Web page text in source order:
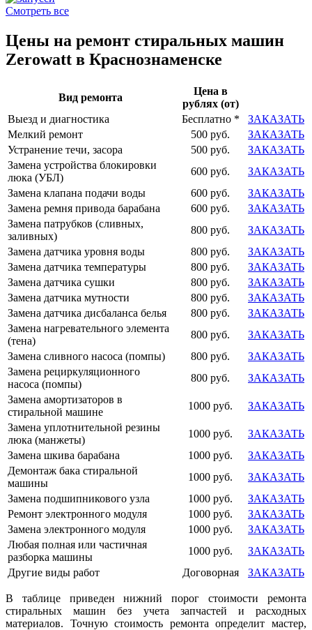
Смотреть все
Цены на ремонт стиральных машин
Zerowatt в Краснознаменске
Вид ремонта
Цена в
рублях (от)
Выезд и диагностика
Бесплатно *
ЗАКАЗАТЬ
Мелкий ремонт
500 руб.
ЗАКАЗАТЬ
Устранение течи, засора
500 руб.
ЗАКАЗАТЬ
Замена устройства блокировки
люка (УБЛ)
600 руб.
ЗАКАЗАТЬ
Замена клапана подачи воды
600 руб.
ЗАКАЗАТЬ
Замена ремня привода барабана
600 руб.
ЗАКАЗАТЬ
Замена патрубков (сливных,
заливных)
800 руб.
ЗАКАЗАТЬ
Замена датчика уровня воды
800 руб.
ЗАКАЗАТЬ
Замена датчика температуры
800 руб.
ЗАКАЗАТЬ
Замена датчика сушки
800 руб.
ЗАКАЗАТЬ
Замена датчика мутности
800 руб.
ЗАКАЗАТЬ
Замена датчика дисбаланса белья
800 руб.
ЗАКАЗАТЬ
Замена нагревательного элемента
(тена)
800 руб.
ЗАКАЗАТЬ
Замена сливного насоса (помпы)
800 руб.
ЗАКАЗАТЬ
Замена рециркуляционного
насоса (помпы)
800 руб.
ЗАКАЗАТЬ
Замена амортизаторов в
стиральной машине
1000 руб.
ЗАКАЗАТЬ
Замена уплотнительной резины
люка (манжеты)
1000 руб.
ЗАКАЗАТЬ
Замена шкива барабана
1000 руб.
ЗАКАЗАТЬ
Демонтаж бака стиральной
машины
1000 руб.
ЗАКАЗАТЬ
Замена подшипникового узла
1000 руб.
ЗАКАЗАТЬ
Ремонт электронного модуля
1000 руб.
ЗАКАЗАТЬ
Замена электронного модуля
1000 руб.
ЗАКАЗАТЬ
Любая полная или частичная
разборка машины
1000 руб.
ЗАКАЗАТЬ
Другие виды работ
Договорная ЗАКАЗАТЬ
В таблице приведен нижний порог стоимости ремонта
стиральных машин без учета запчастей и расходных
материалов. Точную стоимость ремонта определит мастер,